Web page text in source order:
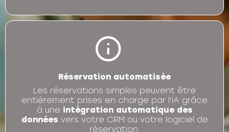
Réservation automatisée
Les réservations simples peuvent être
entièrement prises en charge par l'IA grâce
à une intégration automatique des
données vers votre CRM ou votre logiciel de
réservation.